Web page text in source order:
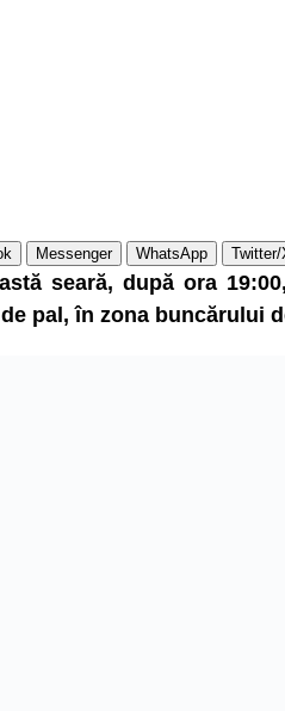
Messenger WhatsApp Twitter/
seară, după ora
pal, în zona buncărului